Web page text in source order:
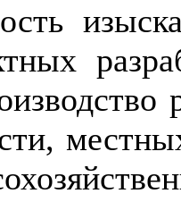
ость
зводство
хозяйстве